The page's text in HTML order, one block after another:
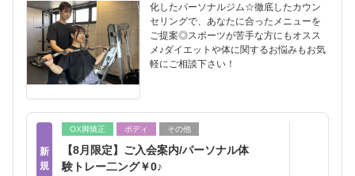
化したパーソナルジム☆徹底したカウン
セリングで、あなたに合ったメニューを
ご提案◎スポーツが苦手な方にもオスス
メ♪ダイエットや体に関するお悩みもお気
軽にご相談下さい！
新
規
OX脚矯正 ボディ その他
【8月限定】ご入会案内/パーソナル体
験トレー二ング￥0♪